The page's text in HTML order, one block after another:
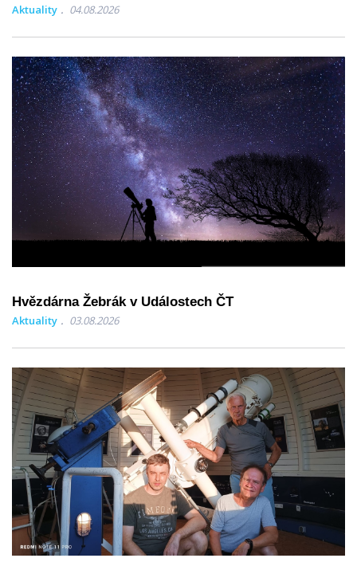
Aktuality 04.08.2026
Hvězdárna Žebrák v Událostech ČT
Aktuality 03.08.2026